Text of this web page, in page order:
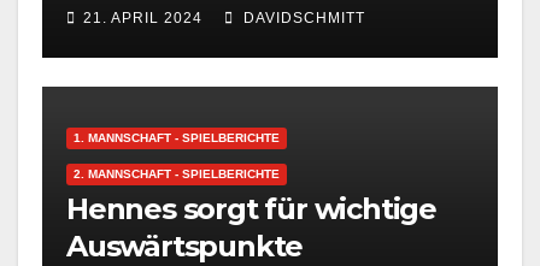
21. APRIL 2024 DAVIDSCHMITT
1. MANNSCHAFT - SPIELBERICHTE
2. MANNSCHAFT - SPIELBERICHTE
Hennes sorgt für wichtige
Auswärtspunkte